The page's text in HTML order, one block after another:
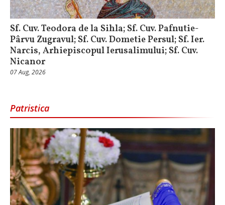
Sf. Cuv. Teodora de la Sihla; Sf. Cuv. Pafnutie-
Pârvu Zugravul; Sf. Cuv. Dometie Persul; Sf. Ier.
Narcis, Arhiepiscopul Ierusalimului; Sf. Cuv.
Nicanor
07 Aug, 2026
Patristica